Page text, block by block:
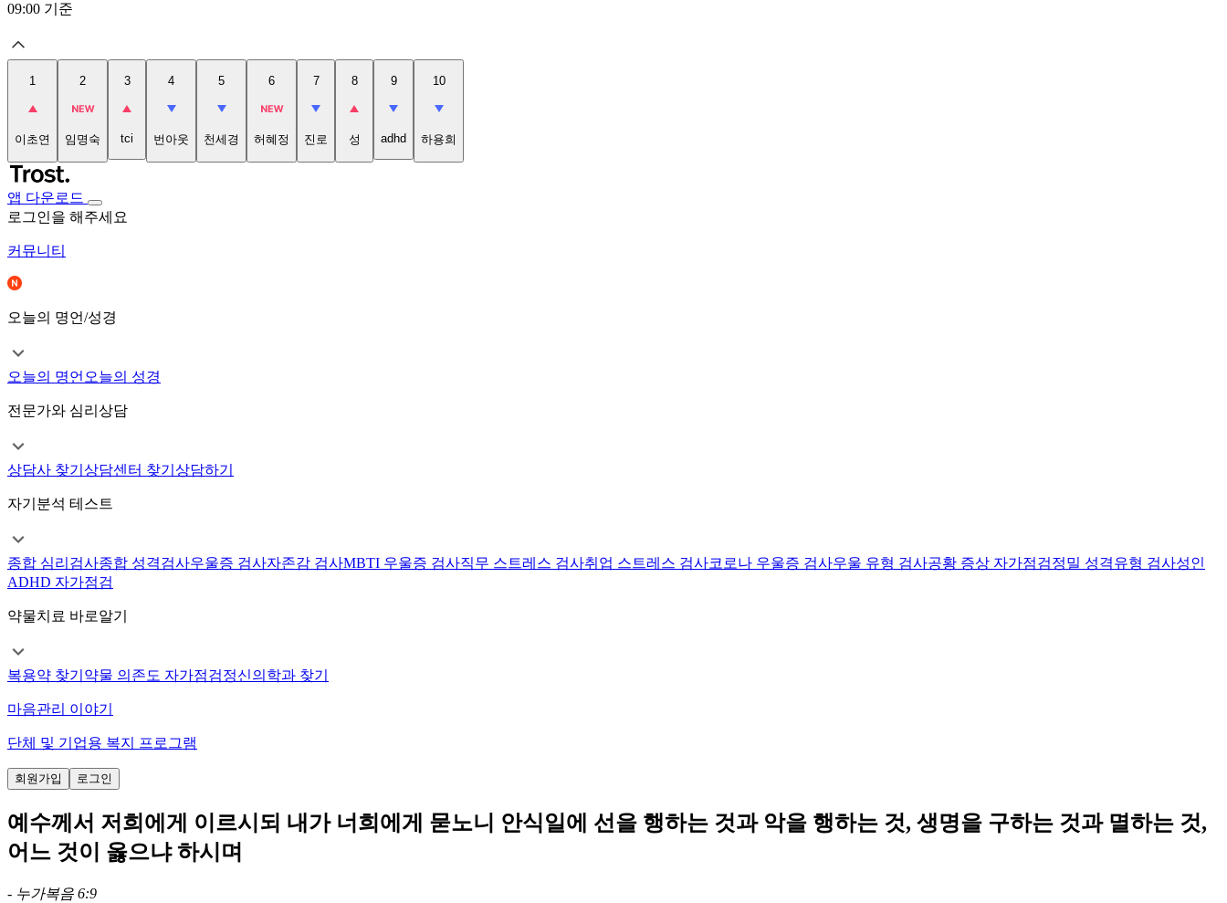
09:00 기준
1
이초연
2
임명숙
3
tci
4
번아웃
5
천세경
6
허혜정
7
진로
8
성
9
adhd
10
하용희
앱 다운로드
로그인을 해주세요
커뮤니티
오늘의 명언/성경
오늘의 명언 오늘의 성경
전문가와 심리상담
상담사 찾기 상담센터 찾기 상담하기
자기분석 테스트
종합 심리검사종합 성격검사우울증 검사자존감 검사MBTI 우울증 검사직무 스트레스 검사취업 스트레스 검사코로나 우울증 검사우울 유형 검사공황 증상 자가점검정밀 성격유형 검사성인
ADHD 자가점검
약물치료 바로알기
복용약 찾기 약물 의존도 자가점검정신의학과 찾기
마음관리 이야기
단체 및 기업용 복지 프로그램
회원가입 로그인
예수께서 저희에게 이르시되 내가 너희에게 묻노니 안식일에 선을 행하는 것과 악을 행하는 것, 생명을 구하는 것과 멸하는 것,
어느 것이 옳으냐 하시며
- 누가복음 6:9